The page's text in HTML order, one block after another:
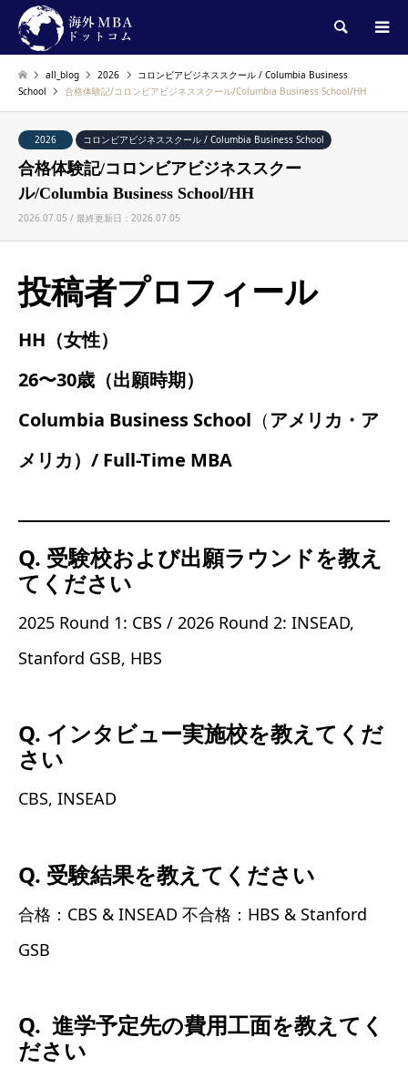
検索
all_blog 2026
コロンビアビジネススクール / Columbia Business
School
合格体験記/コロンビアビジネススクール/Columbia Business School/HH
2026 コロンビアビジネススクール / Columbia Business School
合格体験記/コロンビアビジネススクー
ル/Columbia Business School/HH
2026.07.05 / 最終更新日：2026.07.05
投稿者プロフィール
HH（女性）
26〜30歳（出願時期）
Columbia Business School （アメリカ・ア
メリカ）/ Full-Time MBA
Q. 受験校および出願ラウンドを教え
てください
2025 Round 1: CBS / 2026 Round 2: INSEAD,
Stanford GSB, HBS
Q. インタビュー実施校を教えてくだ
さい
CBS, INSEAD
Q. 受験結果を教えてください
合格：CBS & INSEAD 不合格：HBS & Stanford
GSB
Q. 進学予定先の費用工面を教えてく
ださい